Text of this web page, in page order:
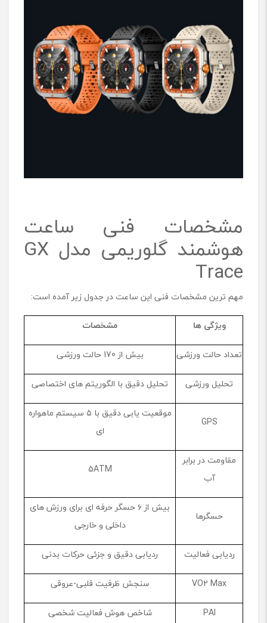
مشخصات فنی ساعت
هوشمند گلوریمی مدل GX
Trace
مهم ترین مشخصات فنی این ساعت در جدول زیر آمده است:
ویژگی‌ ها
مشخصات
تعداد حالت ورزشی
بیش از 170 حالت ورزشی
تحلیل ورزشی
تحلیل دقیق با الگوریتم‌ های اختصاصی
GPS
موقعیت ‌یابی دقیق با ۵ سیستم ماهواره
‌ای
مقاومت در برابر
آب
5ATM
حسگرها
بیش از ۶ حسگر حرفه ‌ای برای ورزش ‌های
داخلی و خارجی
ردیابی فعالیت
ردیابی دقیق و جزئی حرکات بدنی
VO2 Max
سنجش ظرفیت قلبی-عروقی
PAI
شاخص هوش فعالیت شخصی